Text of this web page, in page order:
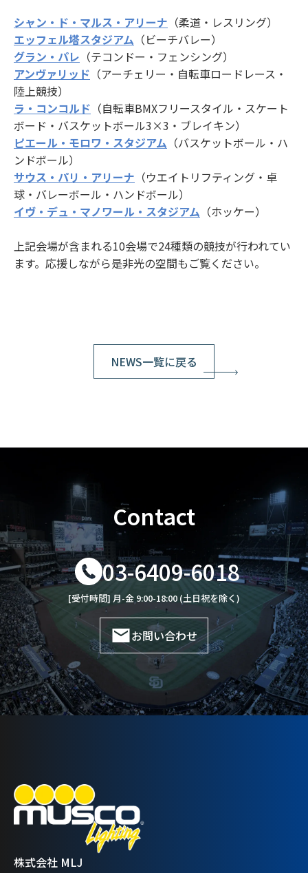
シャン・ド・マルス・アリーナ （柔道・レスリング）
エッフェル塔スタジアム （ビーチバレー）
グラン・パレ （テコンドー・フェンシング）
アンヴァリッド （アーチェリー・自転車ロードレース・
陸上競技）
ラ・コンコルド （自転車BMXフリースタイル・スケート
ボード・バスケットボール3×3・ブレイキン）
ピエール・モロワ・スタジアム （バスケットボール・ハ
ンドボール）
サウス・パリ・アリーナ （ウエイトリフティング・卓
球・バレーボール・ハンドボール）
イヴ・デュ・マノワール・スタジアム （ホッケー）
上記会場が含まれる10会場で24種類の競技が行われてい
ます。応援しながら是非光の空間もご覧ください。
NEWS一覧に戻る
Contact
03-6409-6018
[受付時間] 月-金 9:00-18:00 (土日祝を除く)
お問い合わせ
株式会社 MLJ